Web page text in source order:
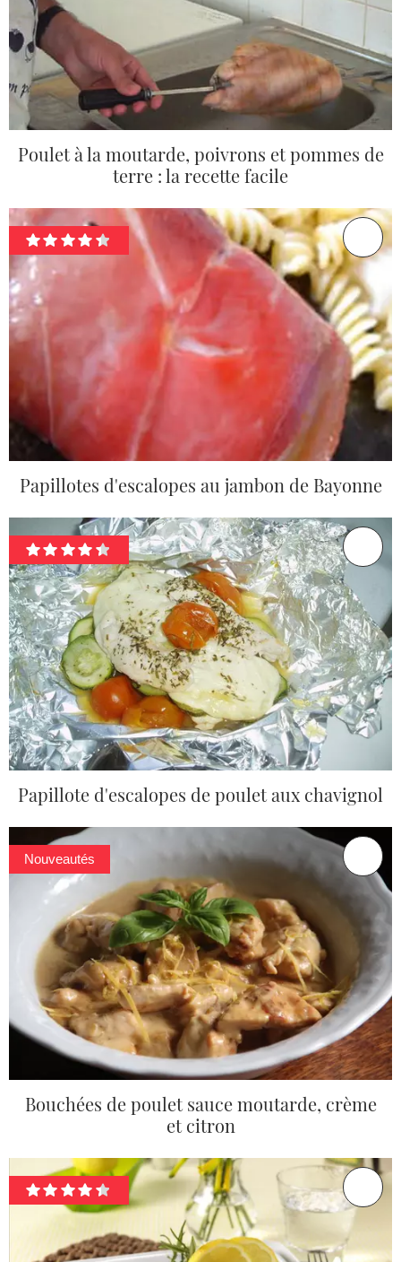
Poulet à la moutarde, poivrons et pommes de
terre : la recette facile
Papillotes d'escalopes au jambon de Bayonne
Papillote d'escalopes de poulet aux chavignol
Nouveautés
Bouchées de poulet sauce moutarde, crème
et citron